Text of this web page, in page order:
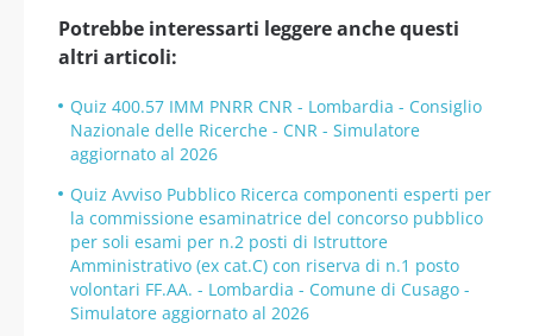
Potrebbe interessarti leggere anche questi
altri articoli:
Quiz 400.57 IMM PNRR CNR - Lombardia - Consiglio
Nazionale delle Ricerche - CNR - Simulatore
aggiornato al 2026
Quiz Avviso Pubblico Ricerca componenti esperti per
la commissione esaminatrice del concorso pubblico
per soli esami per n.2 posti di Istruttore
Amministrativo (ex cat.C) con riserva di n.1 posto
volontari FF.AA. - Lombardia - Comune di Cusago -
Simulatore aggiornato al 2026